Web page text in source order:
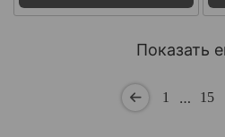
Показать
1 … 15